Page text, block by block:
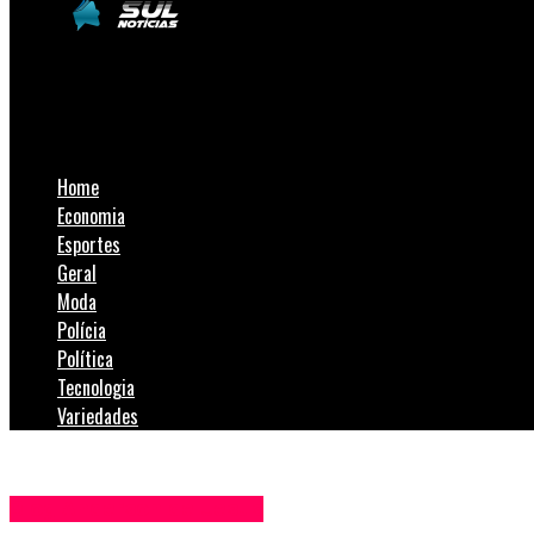
Home
Economia
Esportes
Geral
Moda
Polícia
Política
Tecnologia
Variedades